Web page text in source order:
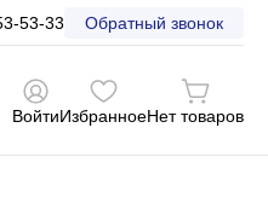
53-33 Обратный звонок
ВойтиИзбранноеНет товаров